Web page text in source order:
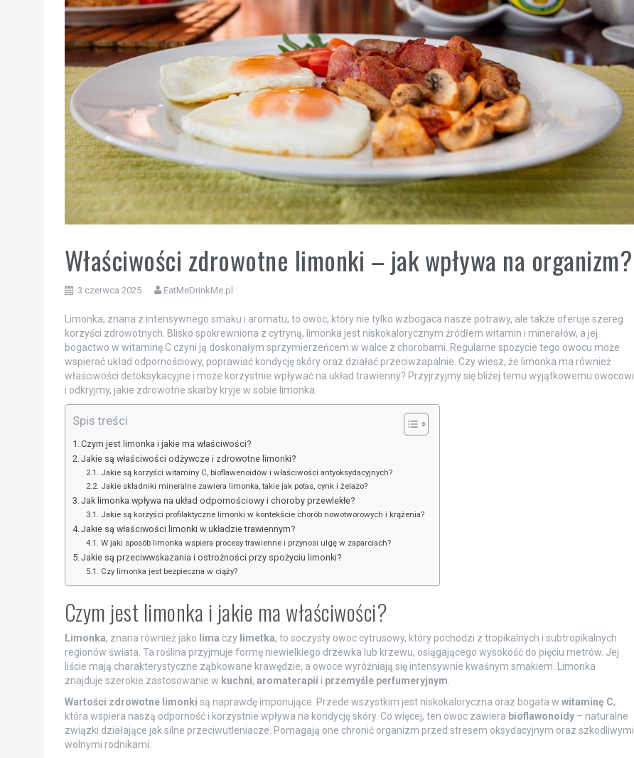
Właściwości zdrowotne limonki – jak wpływa na organizm?
3 czerwca 2025 EatMeDrinkMe.pl
Limonka, znana z intensywnego smaku i aromatu, to owoc, który nie tylko wzbogaca nasze potrawy, ale także oferuje szereg
korzyści zdrowotnych. Blisko spokrewniona z cytryną, limonka jest niskokalorycznym źródłem witamin i minerałów, a jej
bogactwo w witaminę C czyni ją doskonałym sprzymierzeńcem w walce z chorobami. Regularne spożycie tego owocu może
wspierać układ odpornościowy, poprawiać kondycję skóry oraz działać przeciwzapalnie. Czy wiesz, że limonka ma również
właściwości detoksykacyjne i może korzystnie wpływać na układ trawienny? Przyjrzyjmy się bliżej temu wyjątkowemu owocowi
i odkryjmy, jakie zdrowotne skarby kryje w sobie limonka.
Spis treści
Czym jest limonka i jakie ma właściwości?
Jakie są właściwości odżywcze i zdrowotne limonki?
Jakie są korzyści witaminy C, bioflawenoidów i właściwości antyoksydacyjnych?
Jakie składniki mineralne zawiera limonka, takie jak potas, cynk i żelazo?
Jak limonka wpływa na układ odpornościowy i choroby przewlekłe?
Jakie są korzyści profilaktyczne limonki w kontekście chorób nowotworowych i krążenia?
Jakie są właściwości limonki w układzie trawiennym?
W jaki sposób limonka wspiera procesy trawienne i przynosi ulgę w zaparciach?
Jakie są przeciwwskazania i ostrożności przy spożyciu limonki?
Czy limonka jest bezpieczna w ciąży?
Czym jest limonka i jakie ma właściwości?
Limonka, znana również jako lima czy limetka, to soczysty owoc cytrusowy, który pochodzi z tropikalnych i subtropikalnych
regionów świata. Ta roślina przyjmuje formę niewielkiego drzewka lub krzewu, osiągającego wysokość do pięciu metrów. Jej
liście mają charakterystyczne ząbkowane krawędzie, a owoce wyróżniają się intensywnie kwaśnym smakiem. Limonka
znajduje szerokie zastosowanie w kuchni, aromaterapii i przemyśle perfumeryjnym
Wartości zdrowotne limonki są naprawdę imponujące. Przede wszystkim jest niskokaloryczna oraz bogata w witaminę C,
która wspiera naszą odporność i korzystnie wpływa na kondycję skóry. Co więcej, ten owoc zawiera bioflawonoidy– naturalne
związki działające jak silne przeciwutleniacze. Pomagają one chronić organizm przed stresem oksydacyjnym oraz szkodliwymi
wolnymi rodnikami.